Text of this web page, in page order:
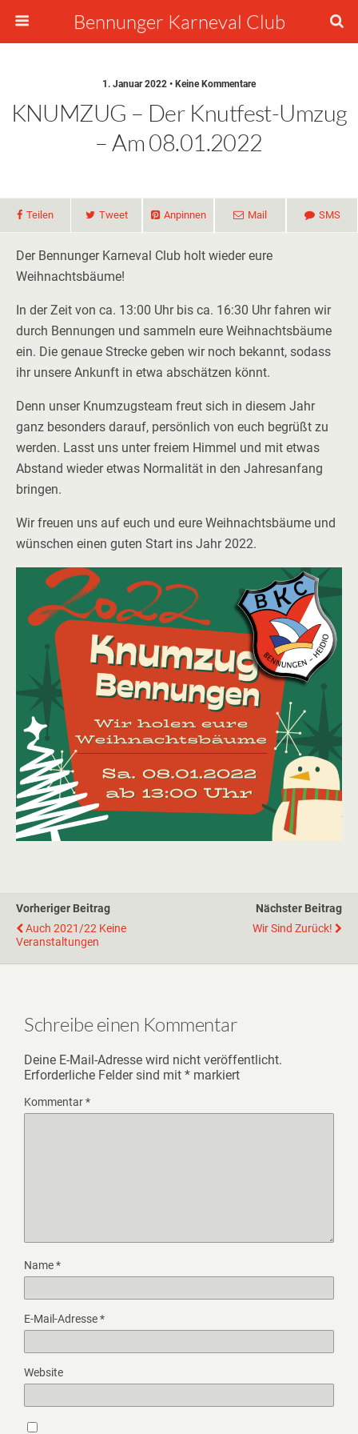
Bennunger Karneval Club
1. Januar 2022 • Keine Kommentare
KNUMZUG – Der Knutfest-Umzug
– Am 08.01.2022
Teilen Tweet Anpinnen Mail SMS
Der Bennunger Karneval Club holt wieder eure
Weihnachtsbäume!
In der Zeit von ca. 13:00 Uhr bis ca. 16:30 Uhr fahren wir
durch Bennungen und sammeln eure Weihnachtsbäume
ein. Die genaue Strecke geben wir noch bekannt, sodass
ihr unsere Ankunft in etwa abschätzen könnt.
Denn unser Knumzugsteam freut sich in diesem Jahr
ganz besonders darauf, persönlich von euch begrüßt zu
werden. Lasst uns unter freiem Himmel und mit etwas
Abstand wieder etwas Normalität in den Jahresanfang
bringen.
Wir freuen uns auf euch und eure Weihnachtsbäume und
wünschen einen guten Start ins Jahr 2022.
Vorheriger Beitrag
Auch 2021/22 Keine
Veranstaltungen
Nächster Beitrag
Wir Sind Zurück!
Schreibe einen Kommentar
Deine E-Mail-Adresse wird nicht veröffentlicht.
Erforderliche Felder sind mit * markiert
Kommentar*
Name*
E-Mail-Adresse*
Website